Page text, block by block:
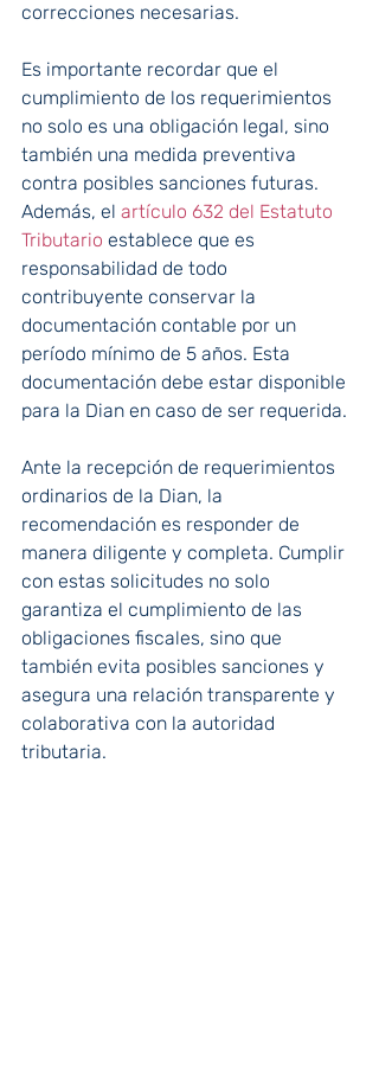
correcciones necesarias.
Es importante recordar que el
cumplimiento de los requerimientos
no solo es una obligación legal, sino
también una medida preventiva
contra posibles sanciones futuras.
Además, el artículo 632 del Estatuto
Tributario establece que es
responsabilidad de todo
contribuyente conservar la
documentación contable por un
período mínimo de 5 años. Esta
documentación debe estar disponible
para la Dian en caso de ser requerida.
Ante la recepción de requerimientos
ordinarios de la Dian, la
recomendación es responder de
manera diligente y completa. Cumplir
con estas solicitudes no solo
garantiza el cumplimiento de las
obligaciones fiscales, sino que
también evita posibles sanciones y
asegura una relación transparente y
colaborativa con la autoridad
tributaria.